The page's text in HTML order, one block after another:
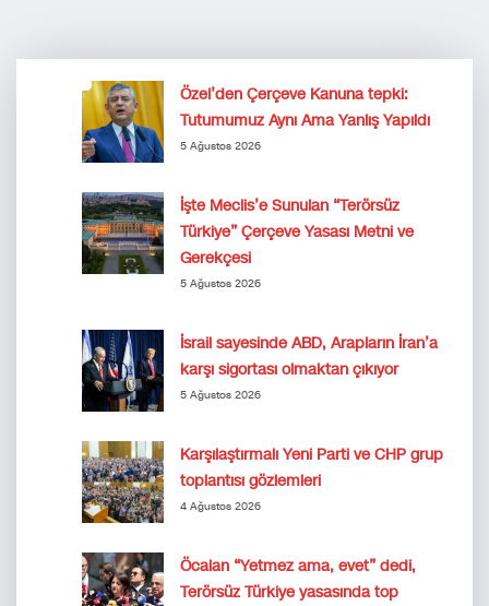
Özel’den Çerçeve Kanuna tepki:
Tutumumuz Aynı Ama Yanlış Yapıldı
5 Ağustos 2026
İşte Meclis’e Sunulan “Terörsüz
Türkiye” Çerçeve Yasası Metni ve
Gerekçesi
5 Ağustos 2026
İsrail sayesinde ABD, Arapların İran’a
karşı sigortası olmaktan çıkıyor
5 Ağustos 2026
Karşılaştırmalı Yeni Parti ve CHP grup
toplantısı gözlemleri
4 Ağustos 2026
Öcalan “Yetmez ama, evet” dedi,
Terörsüz Türkiye yasasında top